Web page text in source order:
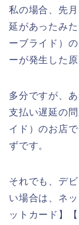
私の場合、先
延があったみ
ーブライド）
ーが発生した
多分ですが、
支払い遅延の
イド）のお店
ずです。
それでも、デ
い場合は、ネ
ットカード】